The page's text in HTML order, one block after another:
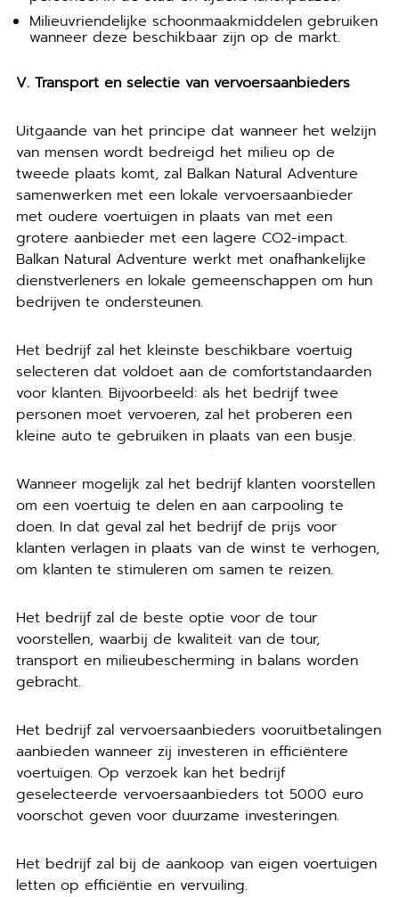
Milieuvriendelijke schoonmaakmiddelen gebruiken
wanneer deze beschikbaar zijn op de markt.
V. Transport en selectie van vervoersaanbieders
Uitgaande van het principe dat wanneer het welzijn
van mensen wordt bedreigd het milieu op de
tweede plaats komt, zal Balkan Natural Adventure
samenwerken met een lokale vervoersaanbieder
met oudere voertuigen in plaats van met een
grotere aanbieder met een lagere CO2-impact.
Balkan Natural Adventure werkt met onafhankelijke
dienstverleners en lokale gemeenschappen om hun
bedrijven te ondersteunen.
Het bedrijf zal het kleinste beschikbare voertuig
selecteren dat voldoet aan de comfortstandaarden
voor klanten. Bijvoorbeeld: als het bedrijf twee
personen moet vervoeren, zal het proberen een
kleine auto te gebruiken in plaats van een busje.
Wanneer mogelijk zal het bedrijf klanten voorstellen
om een voertuig te delen en aan carpooling te
doen. In dat geval zal het bedrijf de prijs voor
klanten verlagen in plaats van de winst te verhogen,
om klanten te stimuleren om samen te reizen.
Het bedrijf zal de beste optie voor de tour
voorstellen, waarbij de kwaliteit van de tour,
transport en milieubescherming in balans worden
gebracht.
Het bedrijf zal vervoersaanbieders vooruitbetalingen
aanbieden wanneer zij investeren in efficiëntere
voertuigen. Op verzoek kan het bedrijf
geselecteerde vervoersaanbieders tot 5000 euro
voorschot geven voor duurzame investeringen.
Het bedrijf zal bij de aankoop van eigen voertuigen
letten op efficiëntie en vervuiling.